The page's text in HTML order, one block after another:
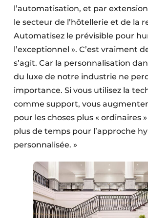
l’automatisation, et par extension
le secteur de l’hôtellerie et de la
Automatisez le prévisible pour
l’exceptionnel ». C’est vraiment
s’agit. Car la personnalisation
du luxe de notre industrie ne
importance. Si vous utilisez la
comme support, vous
pour les choses plus « ordinaires
plus de temps pour l’approche
personnalisée. »